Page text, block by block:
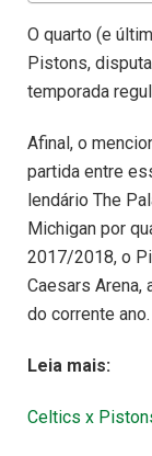
O quarto (e
Pistons,
temporada
Afinal, o
partida entre
lendário The
Michigan por
2017/2018, o
Caesars Arena,
do corrente ano.
Leia mais:
Celtics x